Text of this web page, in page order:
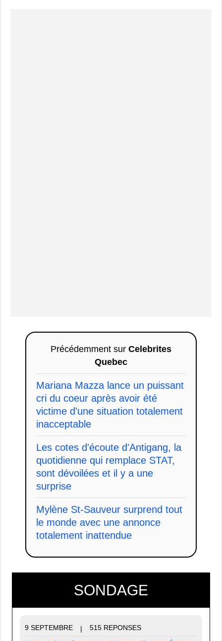
Précédemment sur Celebrites
Quebec
Mariana Mazza lance un puissant
cri du coeur après avoir été
victime d'une situation totalement
inacceptable
Les cotes d'écoute d'Antigang, la
quotidienne qui remplace STAT,
sont dévoilées et il y a une
surprise
Mylène St-Sauveur surprend tout
le monde avec une annonce
totalement inattendue
SONDAGE
9 SEPTEMBRE | 515 REPONSES